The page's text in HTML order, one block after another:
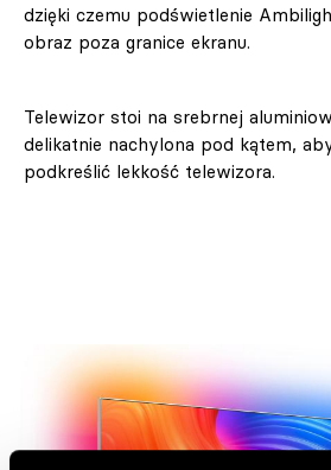
dzięki czemu podświetlenie
obraz poza granice ekranu.
Telewizor stoi na srebrnej
delikatnie nachylona pod kątem,
podkreślić lekkość telewizora.